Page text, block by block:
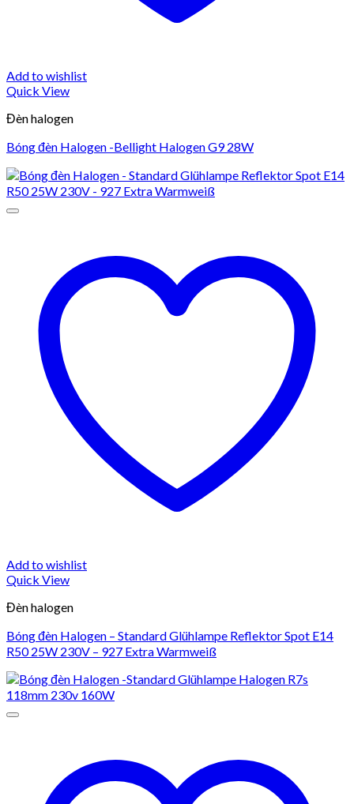
Add to wishlist
Quick View
Đèn halogen
Bóng đèn Halogen -Bellight Halogen G9 28W
Add to wishlist
Quick View
Đèn halogen
Bóng đèn Halogen – Standard Glühlampe Reflektor Spot E14
R50 25W 230V – 927 Extra Warmweiß